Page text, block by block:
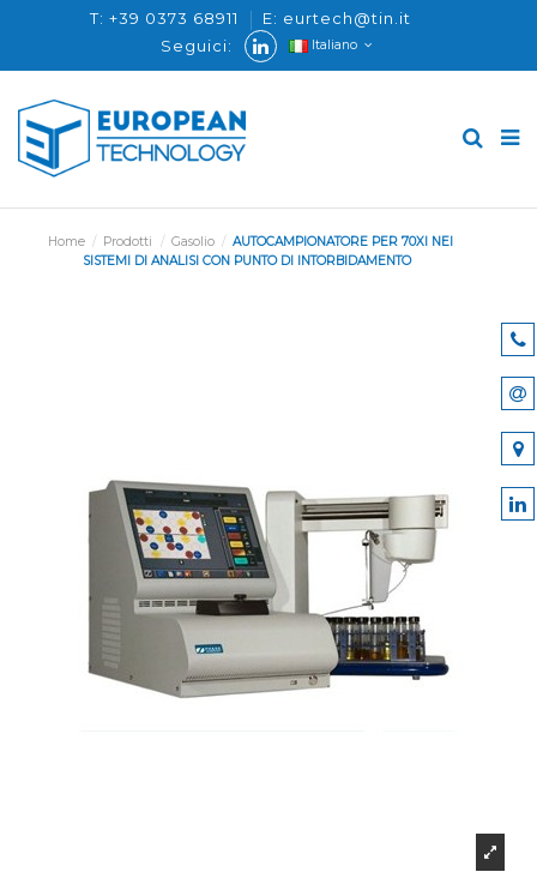
T: +39 0373 68911
E: eurtech@tin.it
Seguici:
Italiano
Home Prodotti Gasolio
AUTOCAMPIONATORE PER 70XI NEI
SISTEMI DI ANALISI CON PUNTO DI INTORBIDAMENTO